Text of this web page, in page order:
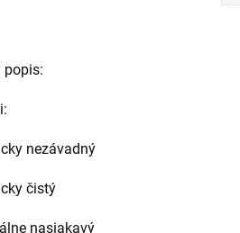
popis:
nezávadný
čistý
nasiakavý